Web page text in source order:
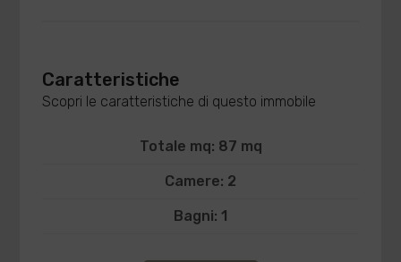
Caratteristiche
Scopri le caratteristiche di questo immobile
Totale mq: 87 mq
Camere: 2
Bagni: 1